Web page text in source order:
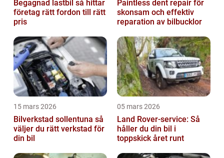
Begagnad lastbil så hittar
företag rätt fordon till rätt
pris
Paintless dent repair för
skonsam och effektiv
reparation av bilbucklor
15 mars 2026
Bilverkstad sollentuna så
väljer du rätt verkstad för
din bil
05 mars 2026
Land Rover-service: Så
håller du din bil i
toppskick året runt